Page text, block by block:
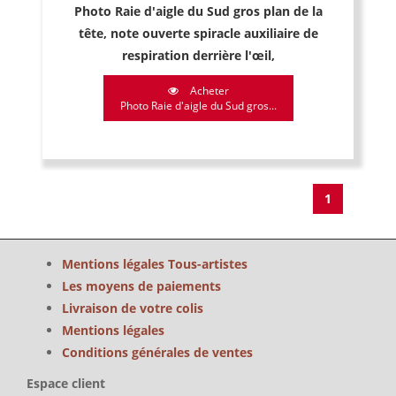
Photo Raie d'aigle du Sud gros plan de la
tête, note ouverte spiracle auxiliaire de
respiration derrière l'œil,
Acheter
Photo Raie d'aigle du Sud gros...
1
Mentions légales Tous-artistes
Les moyens de paiements
Livraison de votre colis
Mentions légales
Conditions générales de ventes
Espace client